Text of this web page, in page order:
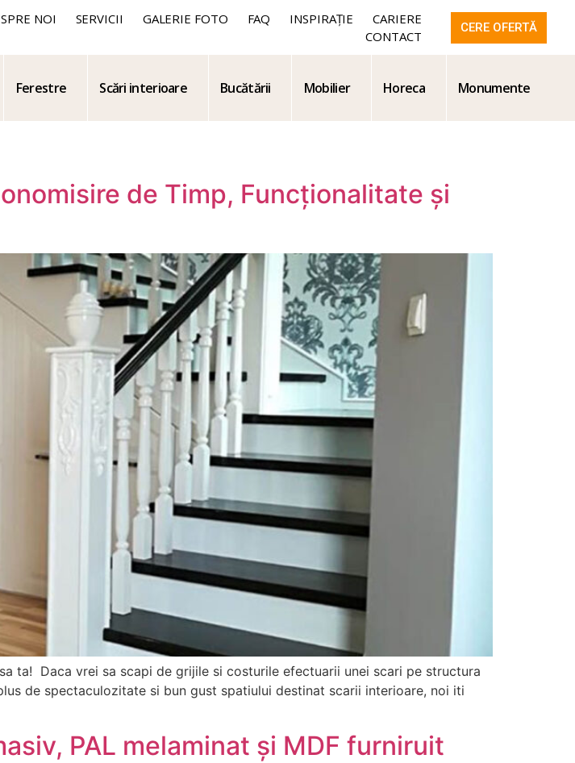
NOI SERVICII GALERIE FOTO FAQ INSPIRAȚIE
CARIERE
CONTACT
CERE OFERTĂ
Ferestre Scări interioare Bucătării Mobilier Horeca Monumente
de Timp, Funcționalitate și
ta! Daca vrei sa scapi de grijile si costurile efectuarii unei scari pe structura
de spectaculozitate si bun gust spatiului destinat scarii interioare, noi iti
PAL melaminat și MDF furniruit